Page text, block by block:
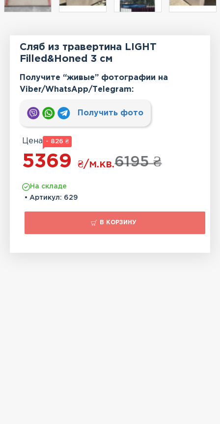
Сляб из травертина LIGHT
Filled&Honed 3 см
Получите “живые” фотографии на
Viber/WhatsApp/Тelegram:
Получить фото
Цена - 826 ₴
6195 ₴
5369₴/м.кв.
На складе
• Артикул: 629
В КОРЗИНУ